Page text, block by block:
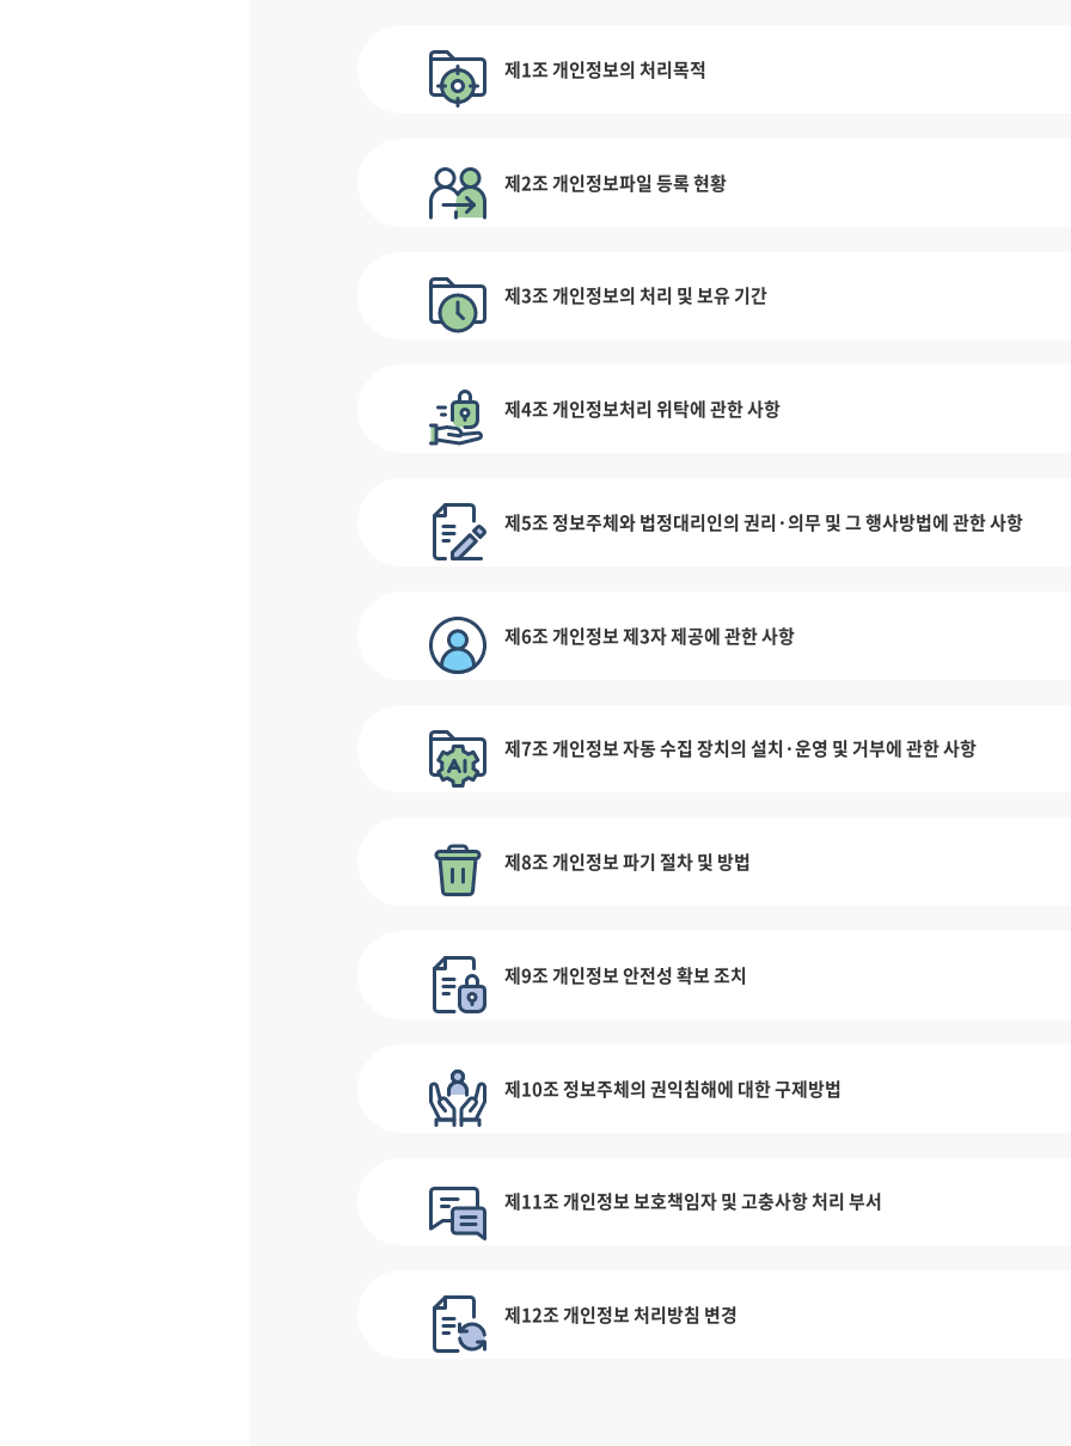
제1조 개인정보의 처리목적
제2조 개인정보파일 등록 현황
제3조 개인정보의 처리 및 보유 기간
제4조 개인정보처리 위탁에 관한 사항
제5조 정보주체와 법정대리인의 권리·의무 및 그 행사방법에 관한 사항
제6조 개인정보 제3자 제공에 관한 사항
제7조 개인정보 자동 수집 장치의 설치·운영 및 거부에 관한 사항
제8조 개인정보 파기 절차 및 방법
제9조 개인정보 안전성 확보 조치
제10조 정보주체의 권익침해에 대한 구제방법
제11조 개인정보 보호책임자 및 고충사항 처리 부서
제12조 개인정보 처리방침 변경